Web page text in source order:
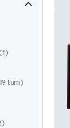
1
tum)